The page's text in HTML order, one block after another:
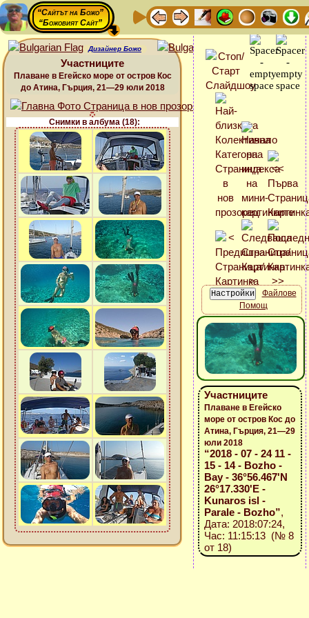
“Сайтът на Божо”
“Божовият Сайт”
Дизайнер Божо
Участниците
Плаване в Егейско море от остров Кос
до Атина, Гърция, 21—29 юли 2018
Снимки в албума (18):
Файлове
Помощ
Участниците
Плаване в Егейско
море от остров Кос до
Атина, Гърция, 21—29
юли 2018
“2018 - 07 - 24 11 -
15 - 14 - Bozho -
Bay - 36°56.467'N
26°17.330'E -
Kunaros isl -
Parale - Bozho”,
Дата: 2018:07:24,
Час: 11:15:13 (№ 8
от 18)